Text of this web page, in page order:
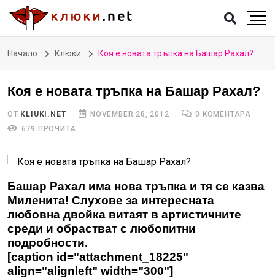
Начало Клюки Коя е новата тръпка на Башар Рахал?
Коя е новата тръпка на Башар Рахал?
ОТ KLIUKI.NET NOVEMBER 28, 2012
0 КОМЕНТАРА
679 ПРОЧИТА
Башар Рахал има нова тръпка и тя се казва
Миленита! Слухове за интересната
любовна двойка витаят в артистичните
среди и обрастват с любопитни
подробности.
[caption id="attachment_18225"
align="alignleft" width="300"]